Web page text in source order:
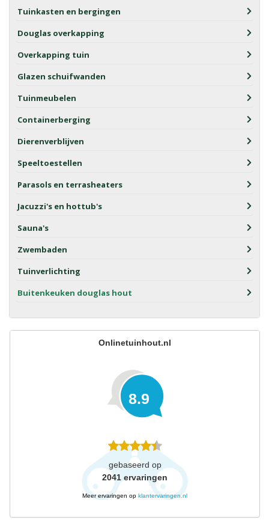
Tuinkasten en bergingen
Douglas overkapping
Overkapping tuin
Glazen schuifwanden
Tuinmeubelen
Containerberging
Dierenverblijven
Speeltoestellen
Parasols en terrasheaters
Jacuzzi's en hottub's
Sauna's
Zwembaden
Tuinverlichting
Buitenkeuken douglas hout
Onlinetuinhout.nl
8.9
gebaseerd op
2041 ervaringen
Meer ervaringen op klantervaringen.nl